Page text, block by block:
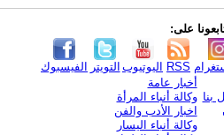
على:
الفيسبوك التويتر اليوتيوب RSS
بنا
أخبار عامة
وكالة أنباء المرأة
اخبار الأدب والفن
وكالة أنباء اليسار